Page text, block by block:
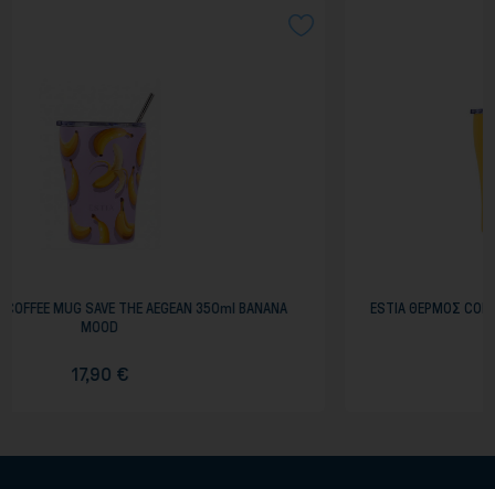
BANANA ESTIA ΘΕΡΜΟΣ COFFEE MUG SAVE THE AEGEAN